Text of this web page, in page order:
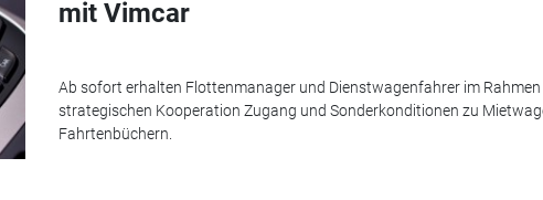
mit Vimcar
Ab sofort erhalten Flottenmanager und Dienstwagenfahrer im Rahmen
strategischen Kooperation Zugang und Sonderkonditionen zu
Fahrtenbüchern.